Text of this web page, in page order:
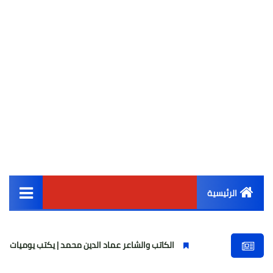
الرئيسية
أخبار مصر
الكاتب والشاعر عماد الدين محمد | يكتب يوميات شاعر وقصيدة :